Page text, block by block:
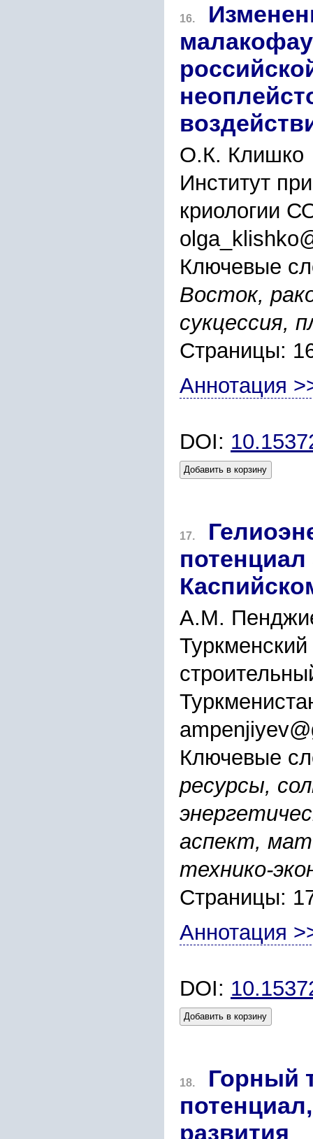
16.
О.К. Клишко
Институт
криологии
Ключевые
Восток,
сукцессия,
Страницы:
Аннотация
DOI:
Добавить в корзину
17.
потенциал
А.М.
Ключевые
ресурсы,
аспект,
технико-
Страницы:
Аннотация
DOI:
Добавить в корзину
18.
Горный
развития